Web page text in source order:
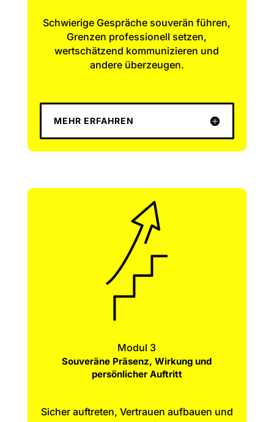
Schwierige Gespräche souverän führen,
Grenzen professionell setzen,
wertschätzend kommunizieren und
andere überzeugen.
MEHR ERFAHREN
Modul 3
Souveräne Präsenz, Wirkung und
persönlicher Auftritt
Sicher auftreten, Vertrauen aufbauen und